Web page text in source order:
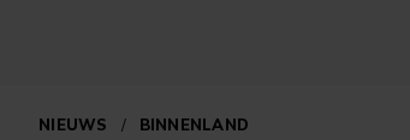
NIEUWS / BINNENLAND